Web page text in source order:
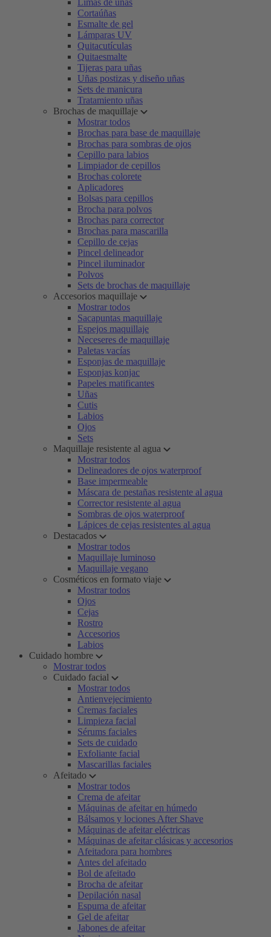
Limas de uñas
Cortaúñas
Esmalte de gel
Lámparas UV
Quitacutículas
Quitaesmalte
Tijeras para uñas
Uñas postizas y diseño uñas
Sets de manicura
Tratamiento uñas
Brochas de maquillaje
Mostrar todos
Brochas para base de maquillaje
Brochas para sombras de ojos
Cepillo para labios
Limpiador de cepillos
Brochas colorete
Aplicadores
Bolsas para cepillos
Brocha para polvos
Brochas para corrector
Brochas para mascarilla
Cepillo de cejas
Pincel delineador
Pincel iluminador
Polvos
Sets de brochas de maquillaje
Accesorios maquillaje
Mostrar todos
Sacapuntas maquillaje
Espejos maquillaje
Neceseres de maquillaje
Paletas vacías
Esponjas de maquillaje
Esponjas konjac
Papeles matificantes
Uñas
Cutis
Labios
Ojos
Sets
Maquillaje resistente al agua
Mostrar todos
Delineadores de ojos waterproof
Base impermeable
Máscara de pestañas resistente al agua
Corrector resistente al agua
Sombras de ojos waterproof
Lápices de cejas resistentes al agua
Destacados
Mostrar todos
Maquillaje luminoso
Maquillaje vegano
Cosméticos en formato viaje
Mostrar todos
Ojos
Cejas
Rostro
Accesorios
Labios
Cuidado hombre
Mostrar todos
Cuidado facial
Mostrar todos
Antienvejecimiento
Cremas faciales
Limpieza facial
Sérums faciales
Sets de cuidado
Exfoliante facial
Mascarillas faciales
Afeitado
Mostrar todos
Crema de afeitar
Máquinas de afeitar en húmedo
Bálsamos y lociones After Shave
Máquinas de afeitar eléctricas
Máquinas de afeitar clásicas y accesorios
Afeitadora para hombres
Antes del afeitado
Bol de afeitado
Brocha de afeitar
Depilación nasal
Espuma de afeitar
Gel de afeitar
Jabones de afeitar